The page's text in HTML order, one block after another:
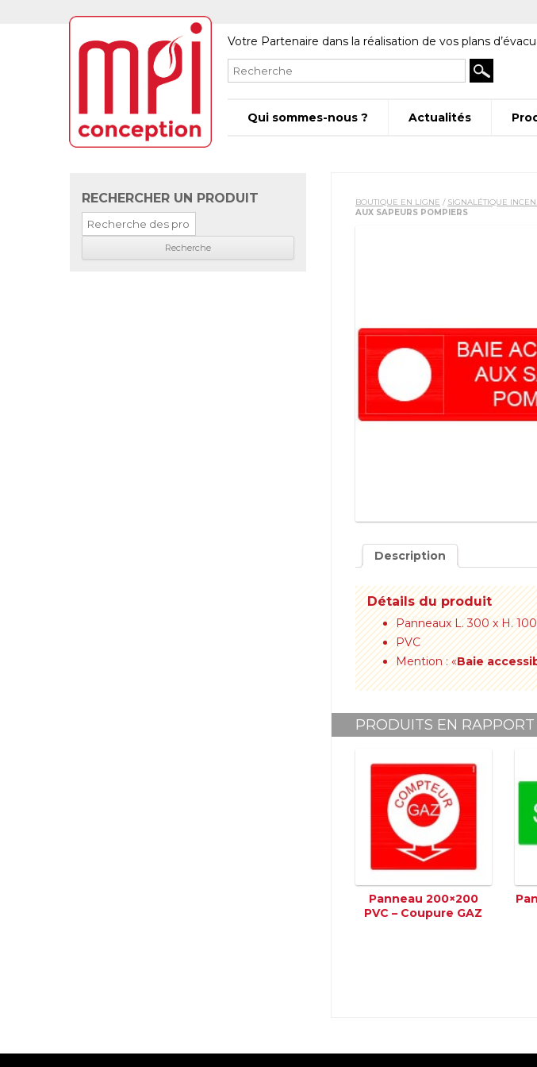
Votre Partenaire dans la réalisation de vos plans
Qui sommes-nous ? Actualités
BOUTIQUE EN LIGNE / SIGNALÉTIQUE
AUX SAPEURS POMPIERS
Description
Détails du produit
Panneaux L. 300 x H.
PVC
Mention : «Baie
PRODUITS EN RAPPORT
Panneau 200×200
PVC – Coupure GAZ
RECHERCHER UN PRODUIT
Recherche
pour
: